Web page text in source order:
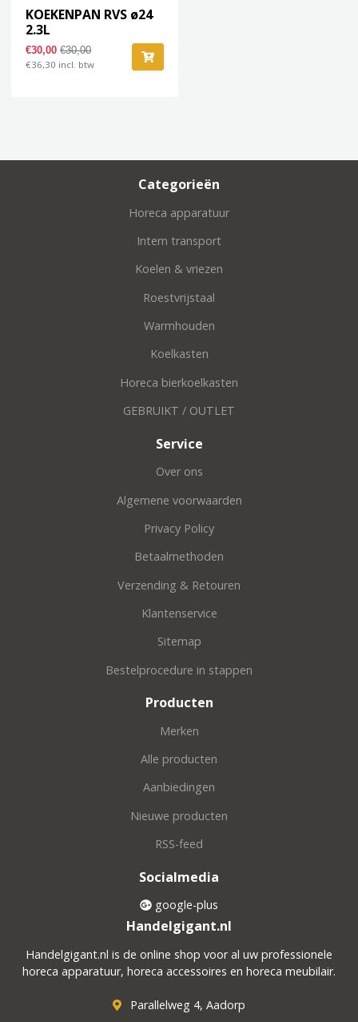
KOEKENPAN RVS ø24
2.3L
€30,00€30,00
€36,30 incl. btw
Categorieën
Horeca apparatuur
Intern transport
Koelen & vriezen
Roestvrijstaal
Warmhouden
Koelkasten
Horeca bierkoelkasten
GEBRUIKT / OUTLET
Service
Over ons
Algemene voorwaarden
Privacy Policy
Betaalmethoden
Verzending & Retouren
Klantenservice
Sitemap
Bestelprocedure in stappen
Producten
Merken
Alle producten
Aanbiedingen
Nieuwe producten
RSS-feed
Socialmedia
google-plus
Handelgigant.nl
Handelgigant.nl is de online shop voor al uw professionele
horeca apparatuur, horeca accessoires en horeca meubilair.
Parallelweg 4, Aadorp